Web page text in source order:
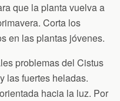
que la planta vuelva a
Corta los
en las plantas jóvenes.
problemas del Cistus
las fuertes heladas.
hacia la luz. Por